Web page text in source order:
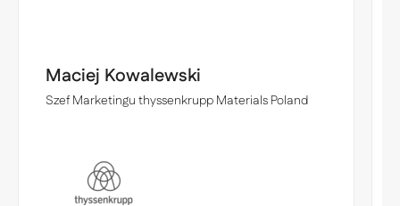
Maciej Kowalewski
Szef Marketingu thyssenkrupp Materials Poland